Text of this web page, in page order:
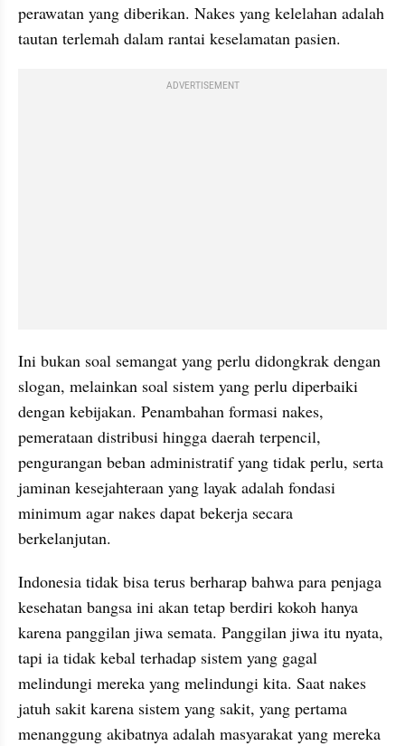
perawatan yang diberikan. Nakes yang kelelahan adalah
tautan terlemah dalam rantai keselamatan pasien.
ADVERTISEMENT
Ini bukan soal semangat yang perlu didongkrak dengan
slogan, melainkan soal sistem yang perlu diperbaiki
dengan kebijakan. Penambahan formasi nakes,
pemerataan distribusi hingga daerah terpencil,
pengurangan beban administratif yang tidak perlu, serta
jaminan kesejahteraan yang layak adalah fondasi
minimum agar nakes dapat bekerja secara
berkelanjutan.
Indonesia tidak bisa terus berharap bahwa para penjaga
kesehatan bangsa ini akan tetap berdiri kokoh hanya
karena panggilan jiwa semata. Panggilan jiwa itu nyata,
tapi ia tidak kebal terhadap sistem yang gagal
melindungi mereka yang melindungi kita. Saat nakes
jatuh sakit karena sistem yang sakit, yang pertama
menanggung akibatnya adalah masyarakat yang mereka